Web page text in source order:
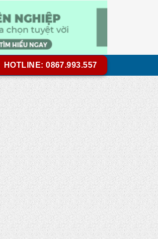
HOTLINE: 0867.993.557